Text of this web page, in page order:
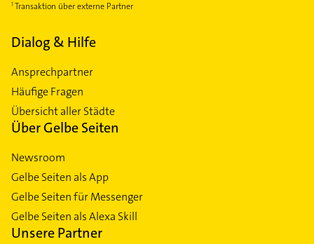
Transaktion über externe Partner
Dialog & Hilfe
Ansprechpartner
Häufige Fragen
Übersicht aller Städte
Über Gelbe Seiten
Newsroom
Gelbe Seiten als App
Gelbe Seiten für Messenger
Gelbe Seiten als Alexa Skill
Unsere Partner